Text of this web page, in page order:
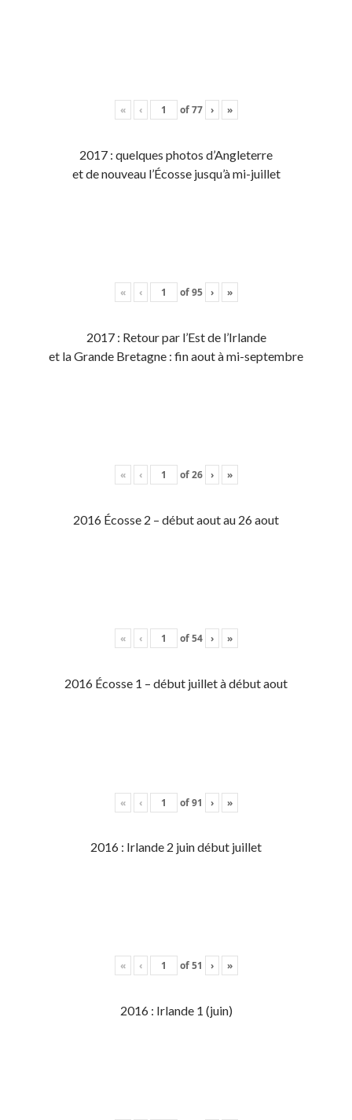
« ‹ of77 › »
2017 : quelques photos d’Angleterre
et de nouveau l’Écosse jusqu’à mi-juillet
« ‹ of95 › »
2017 : Retour par l’Est de l’Irlande
et la Grande Bretagne : fin aout à mi-septembre
« ‹ of26 › »
2016 Écosse 2 – début aout au 26 aout
« ‹ of54 › »
2016 Écosse 1 – début juillet à début aout
« ‹ of91 › »
2016 : Irlande 2 juin début juillet
« ‹ of51 › »
2016 : Irlande 1 (juin)